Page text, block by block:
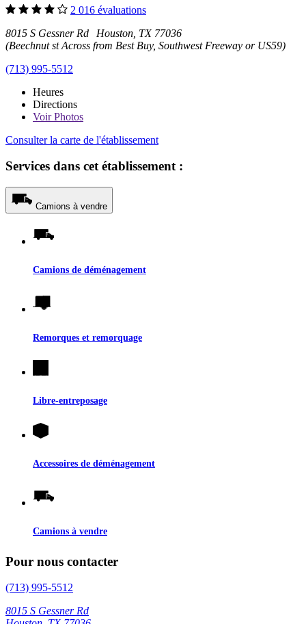
2 016 évaluations
8015 S Gessner Rd Houston, TX 77036
(Beechnut st Across from Best Buy, Southwest Freeway or US59)
(713) 995-5512
Heures
Directions
VoirPhotos
Consulter la carte de l'établissement
Services dans cet établissement :
Camions à vendre
Camions de déménagement
Remorques et remorquage
Libre-entreposage
Accessoires de déménagement
Camions à vendre
Pour nous contacter
(713) 995-5512
8015 S Gessner Rd